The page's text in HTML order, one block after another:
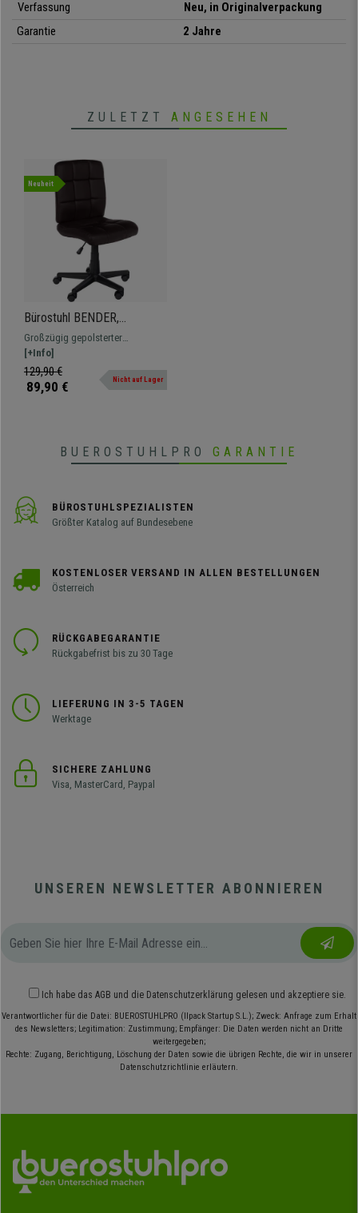
Verfassung
Neu, in Originalverpackung
Garantie
2 Jahre
ZULETZT ANGESEHEN
Neuheit
Bürostuhl BENDER,
praktisch und modern,
gepolstert ohne Armlehnen,
Kunstleder, Farbe Braun
Großzügig gepolsterter
Arbeitsstuhl in modernem und
elegantem Stil. Ideal für das Büro
oder das Arbeitszimmer.
[+Info]
129,90 €
89,90 € Nicht auf Lager
BUEROSTUHLPRO GARANTIE
BÜROSTUHLSPEZIALISTEN
Größter Katalog auf Bundesebene
KOSTENLOSER VERSAND IN ALLEN BESTELLUNGEN
Österreich
RÜCKGABEGARANTIE
Rückgabefrist bis zu 30 Tage
LIEFERUNG IN 3-5 TAGEN
Werktage
SICHERE ZAHLUNG
Visa, MasterCard, Paypal
UNSEREN NEWSLETTER ABONNIEREN
Ich habe das AGB und die Datenschutzerklärung gelesen und akzeptiere sie.
Verantwortlicher für die Datei: BUEROSTUHLPRO (Ilpack Startup S.L.); Zweck: Anfrage zum Erhalt
des Newsletters; Legitimation: Zustimmung; Empfänger: Die Daten werden nicht an Dritte
weitergegeben;
Rechte: Zugang, Berichtigung, Löschung der Daten sowie die übrigen Rechte, die wir in unserer
Datenschutzrichtlinie erläutern.